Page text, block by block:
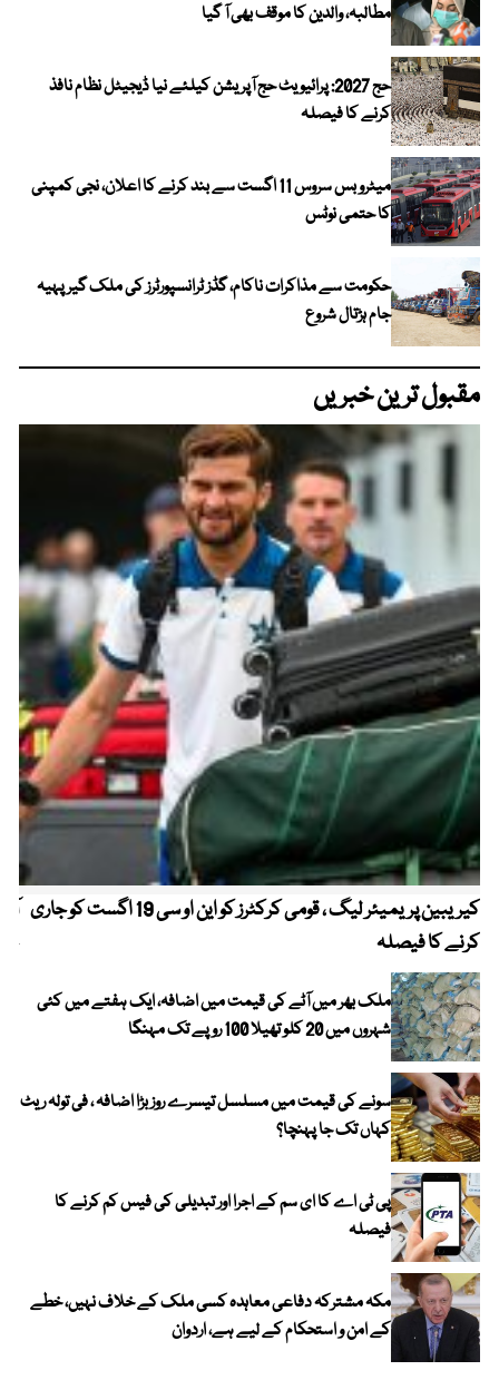
مطالبہ، والدین کا موقف بھی آ گیا
حج 2027: پرائیویٹ حج آپریشن کیلئے نیا ڈیجیٹل نظام نافذ
کرنے کا فیصلہ
میٹرو بس سروس 11 اگست سے بند کرنے کا اعلان، نجی کمپنی
کا حتمی نوٹس
حکومت سے مذاکرات ناکام، گڈز ٹرانسپورٹرز کی ملک گیر پہیہ
جام ہڑتال شروع
مقبول ترین خبریں
کیریبین پریمیئر لیگ ، قومی کرکٹرز کو این او سی 19 اگست کو جاری
کرنے کا فیصلہ
ملک بھر میں آٹے کی قیمت میں اضافہ، ایک ہفتے میں کئی
شہروں میں 20 کلو تھیلا 100 روپے تک مہنگا
سونے کی قیمت میں مسلسل تیسرے روز بڑا اضافہ ، فی تولہ ریٹ
کہاں تک جا پہنچا؟
پی ٹی اے کا ای سم کے اجرا اور تبدیلی کی فیس کم کرنے کا
فیصلہ
مکہ مشترکہ دفاعی معاہدہ کسی ملک کے خلاف نہیں، خطے
کے امن و استحکام کے لیے ہے، اردوان